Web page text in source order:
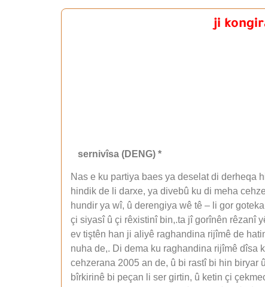
ji
sernivîsa (DENG) *
Nas e ku partiya baes ya deselat di derheqa
hindik de li darxe, ya divebû ku di meha
hundir ya wî, û derengiya wê tê – li gor
çi siyasî û çi rêxistinî bin,.ta jî gorînên rêzanî
ev tiştên han ji aliyê raghandina rijîmê de
nuha de,. Di dema ku raghandina rijîmê dîsa
cehzerana 2005 an de, û bi rastî bi hin biryar
bîrkirinê bi peçan li ser girtin, û ketin çi